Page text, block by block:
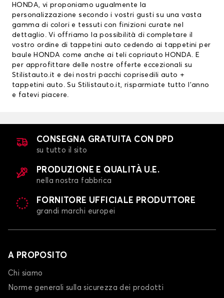
HONDA, vi proponiamo ugualmente la
personalizzazione secondo i vostri gusti su una vasta
gamma di colori e tessuti con finizioni curate nel
dettaglio. Vi offriamo la possibilità di completare il
vostro ordine di tappetini auto cedendo ai tappetini per
baule HONDA come anche ai teli copriauto HONDA. E
per approfittare delle nostre offerte eccezionali su
Stilistauto.it e dei nostri pacchi coprisedili auto +
tappetini auto. Su Stilistauto.it, risparmiate tutto l’anno
e fatevi piacere.
CONSEGNA GRATUITA CON DPD
su tutto il sito
PRODUZIONE E QUALITÀ U.E.
nella nostra fabbrica
FORNITORE UFFICIALE PRODUTTORE
grandi marchi europei
A PROPOSITO
Chi siamo
Norme generali sulla sicurezza dei prodotti